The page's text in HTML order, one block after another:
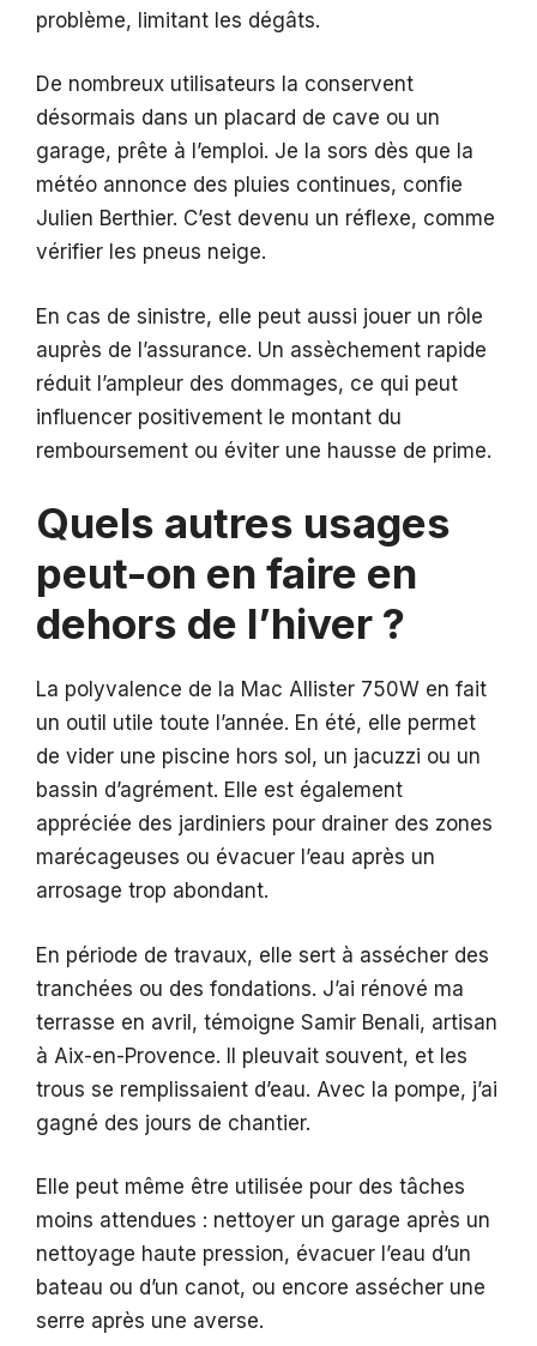
problème, limitant les dégâts.
De nombreux utilisateurs la conservent
désormais dans un placard de cave ou un
garage, prête à l’emploi. Je la sors dès que la
météo annonce des pluies continues, confie
Julien Berthier. C’est devenu un réflexe, comme
vérifier les pneus neige.
En cas de sinistre, elle peut aussi jouer un rôle
auprès de l’assurance. Un assèchement rapide
réduit l’ampleur des dommages, ce qui peut
influencer positivement le montant du
remboursement ou éviter une hausse de prime.
Quels autres usages
peut-on en faire en
dehors de l’hiver ?
La polyvalence de la Mac Allister 750W en fait
un outil utile toute l’année. En été, elle permet
de vider une piscine hors sol, un jacuzzi ou un
bassin d’agrément. Elle est également
appréciée des jardiniers pour drainer des zones
marécageuses ou évacuer l’eau après un
arrosage trop abondant.
En période de travaux, elle sert à assécher des
tranchées ou des fondations. J’ai rénové ma
terrasse en avril, témoigne Samir Benali, artisan
à Aix-en-Provence. Il pleuvait souvent, et les
trous se remplissaient d’eau. Avec la pompe, j’ai
gagné des jours de chantier.
Elle peut même être utilisée pour des tâches
moins attendues : nettoyer un garage après un
nettoyage haute pression, évacuer l’eau d’un
bateau ou d’un canot, ou encore assécher une
serre après une averse.